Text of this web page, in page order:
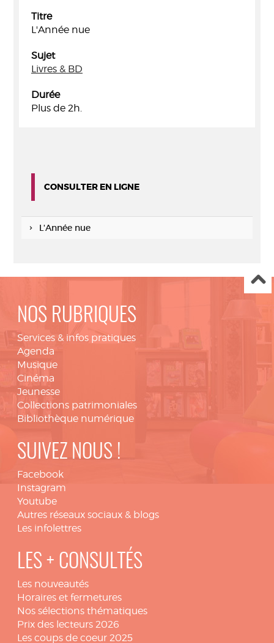
Titre
L'Année nue
Sujet
Livres & BD
Durée
Plus de 2h.
CONSULTER EN LIGNE
L'Année nue
NOS RUBRIQUES
Services & infos pratiques
Agenda
Musique
Cinéma
Jeunesse
Collections patrimoniales
Bibliothèque numérique
SUIVEZ NOUS !
Facebook
Instagram
Youtube
Autres réseaux sociaux & blogs
Les infolettres
LES + CONSULTÉS
Les nouveautés
Horaires et fermetures
Nos sélections thématiques
Prix des lecteurs 2026
Les coups de coeur 2025